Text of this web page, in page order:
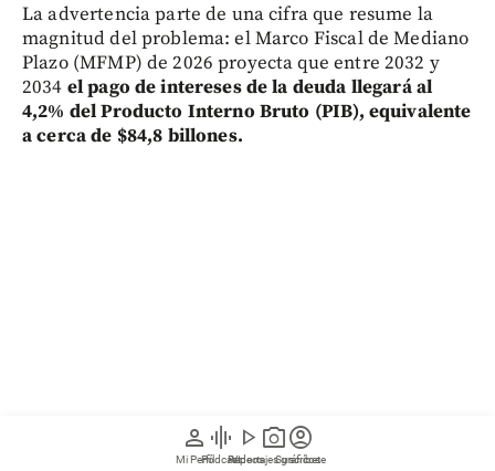
person
Mi Perfil
graphic_eq
Pódcast
play_arrow
Videos
photo_camera
Reportajes gráficos
account_circle
Suscríbete
La advertencia parte de una cifra que resume la
magnitud del problema: el Marco Fiscal de Mediano
Plazo (MFMP) de 2026 proyecta que entre 2032 y
2034 el pago de intereses de la deuda llegará al
4,2% del Producto Interno Bruto (PIB), equivalente
a cerca de $84,8 billones.